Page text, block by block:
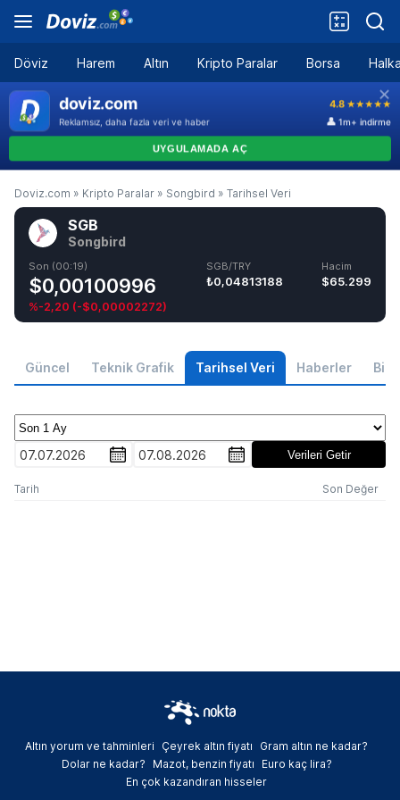
Döviz Harem Altın Kripto Paralar Borsa
Doviz.com » Kripto Paralar » Songbird » Tarihsel Veri
SGB
Songbird
Son (00:19)
$0,00100996
%-2,20 (-$0,00002272)
SGB/TRY
₺0,04813188
Hacim
$65.299
Güncel Teknik Grafik Tarihsel Veri Haberler Bilgi
07.07.2026 07.08.2026 Verileri Getir
Tarih Son Değer
Altın yorum ve tahminleri Çeyrek altın fiyatı
Gram altın ne kadar?
Dolar ne kadar?
Mazot, benzin fiyatı
Euro kaç lira?
En çok kazandıran hisseler